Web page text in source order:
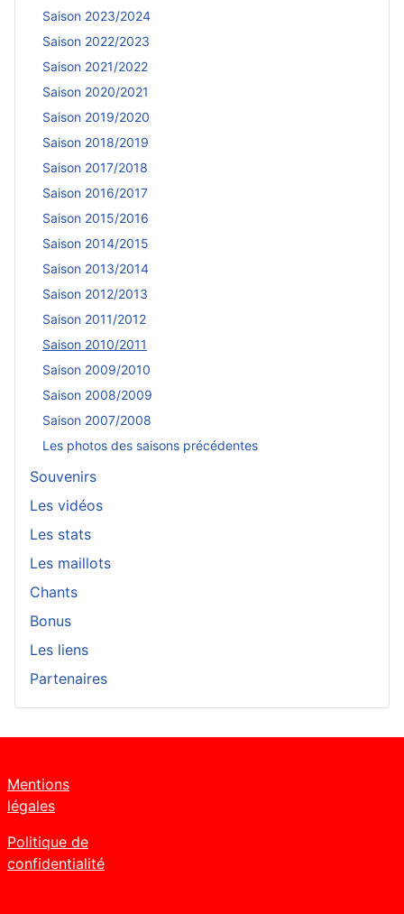
Saison 2023/2024
Saison 2022/2023
Saison 2021/2022
Saison 2020/2021
Saison 2019/2020
Saison 2018/2019
Saison 2017/2018
Saison 2016/2017
Saison 2015/2016
Saison 2014/2015
Saison 2013/2014
Saison 2012/2013
Saison 2011/2012
Saison 2010/2011
Saison 2009/2010
Saison 2008/2009
Saison 2007/2008
Les photos des saisons précédentes
Souvenirs
Les vidéos
Les stats
Les maillots
Chants
Bonus
Les liens
Partenaires
Mentions
légales
Politique de
confidentialité